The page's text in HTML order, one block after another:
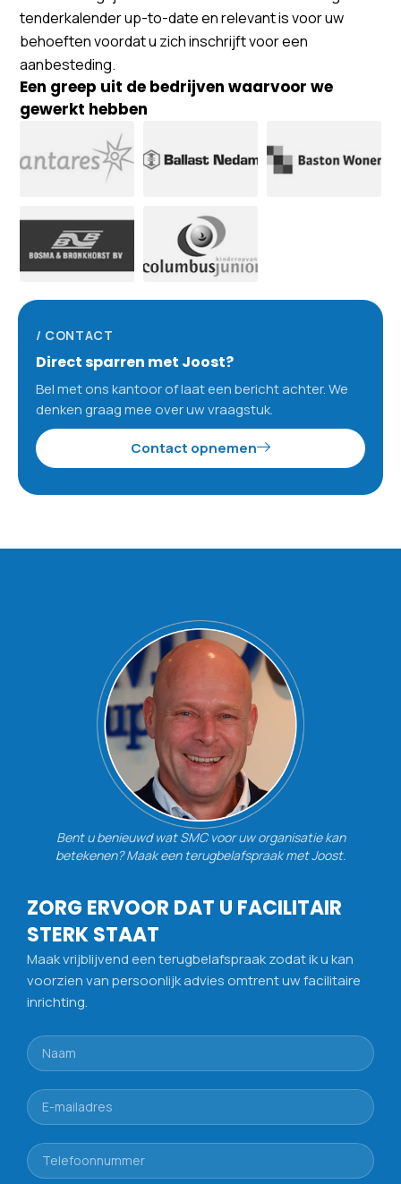
tenderkalender up-to-date en relevant is voor uw
behoeften voordat u zich inschrijft voor een
aanbesteding.
Een greep uit de bedrijven waarvoor we
gewerkt hebben
/ CONTACT
Direct sparren met Joost?
Bel met ons kantoor of laat een bericht achter. We
denken graag mee over uw vraagstuk.
Contact opnemen
Bent u benieuwd wat SMC voor uw organisatie kan
betekenen? Maak een terugbelafspraak met Joost.
ZORG ERVOOR DAT U FACILITAIR
STERK STAAT
Maak vrijblijvend een terugbelafspraak zodat ik u kan
voorzien van persoonlijk advies omtrent uw facilitaire
inrichting.